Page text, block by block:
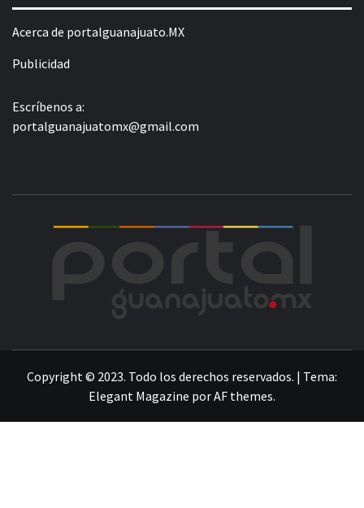
Acerca de portalguanajuato.MX
Publicidad
Escríbenos a:
portalguanajuatomx@gmail.com
Copyright © 2023. Todo los derechos reservados. | Tema:
Elegant Magazine porAF themes.